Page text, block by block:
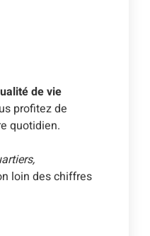
de vie
profitez de
quotidien.
loin des chiffres